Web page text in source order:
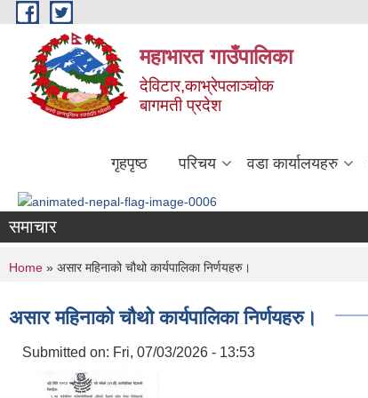
Skip to main content
महाभारत गाउँपालिका
देविटार,काभ्रेपलाञ्चोक
बागमती प्रदेश
गृहपृष्ठ परिचय वडा कार्यालयहरु
समाचार
You are here
Home » असार महिनाको चौथो कार्यपालिका निर्णयहरु।
असार महिनाको चौथो कार्यपालिका निर्णयहरु।
Submitted on: Fri, 07/03/2026 - 13:53